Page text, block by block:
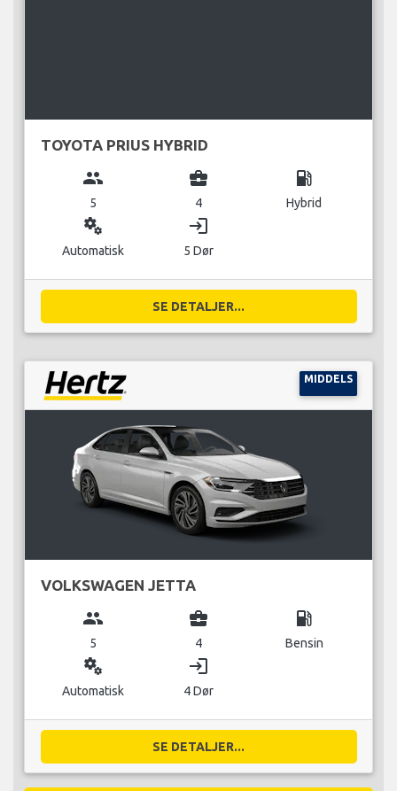
TOYOTA PRIUS HYBRID
group
5
business_center
4
local_gas_station
Hybrid
miscellaneous_services
Automatisk
login
5 Dør
SE DETALJER...
MIDDELS
VOLKSWAGEN JETTA
group
5
business_center
4
local_gas_station
Bensin
miscellaneous_services
Automatisk
login
4 Dør
SE DETALJER...